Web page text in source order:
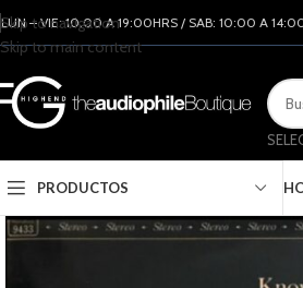
Skip to navigation
Skip to main content
LUN – VIE: 10:00 A 19:00HRS / SAB: 10:00 A
PRODUCTOS